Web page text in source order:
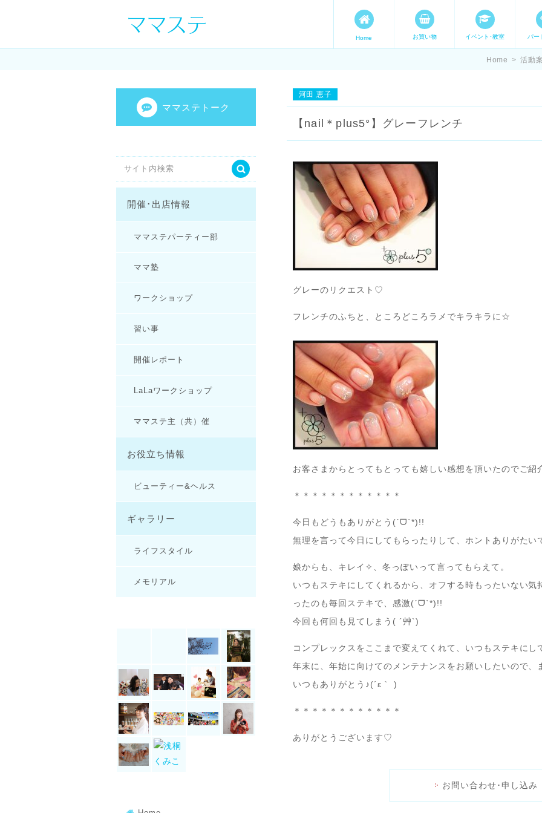
ママの才能発信します。 手づくり表現ステージ
Home お買い物 イベント･教室 パー
Home > 活動
河田 恵子
【nail＊plus5°】グレーフレンチ
グレーのリクエスト♡
フレンチのふちと、ところどころラメでキラキラに☆
お客さまからとってもとっても嬉しい感想を頂いたのでご紹
＊＊＊＊＊＊＊＊＊＊＊＊
今日もどうもありがとう(ˊᗜˋ*)!!
無理を言って今日にしてもらったりして、ホントありがたい
娘からも、キレイ✧、冬っぽいって言ってもらえて。
いつもステキにしてくれるから、オフする時もったいない気
ったのも毎回ステキで、感激(ˊᗜˋ*)!!
今回も何回も見てしまう( ´艸`)
コンプレックスをここまで変えてくれて、いつもステキに
年末に、年始に向けてのメンテナンスをお願いしたいので、
いつもありがとう♪(´ε｀ )
＊＊＊＊＊＊＊＊＊＊＊＊
ありがとうございます♡
お問い合わせ･申し込み
ママステトーク
開催･出店情報
ママステパーティー部
ママ塾
ワークショップ
習い事
開催レポート
LaLaワークショップ
ママステ主（共）催
お役立ち情報
ビューティー&ヘルス
ギャラリー
ライフスタイル
メモリアル